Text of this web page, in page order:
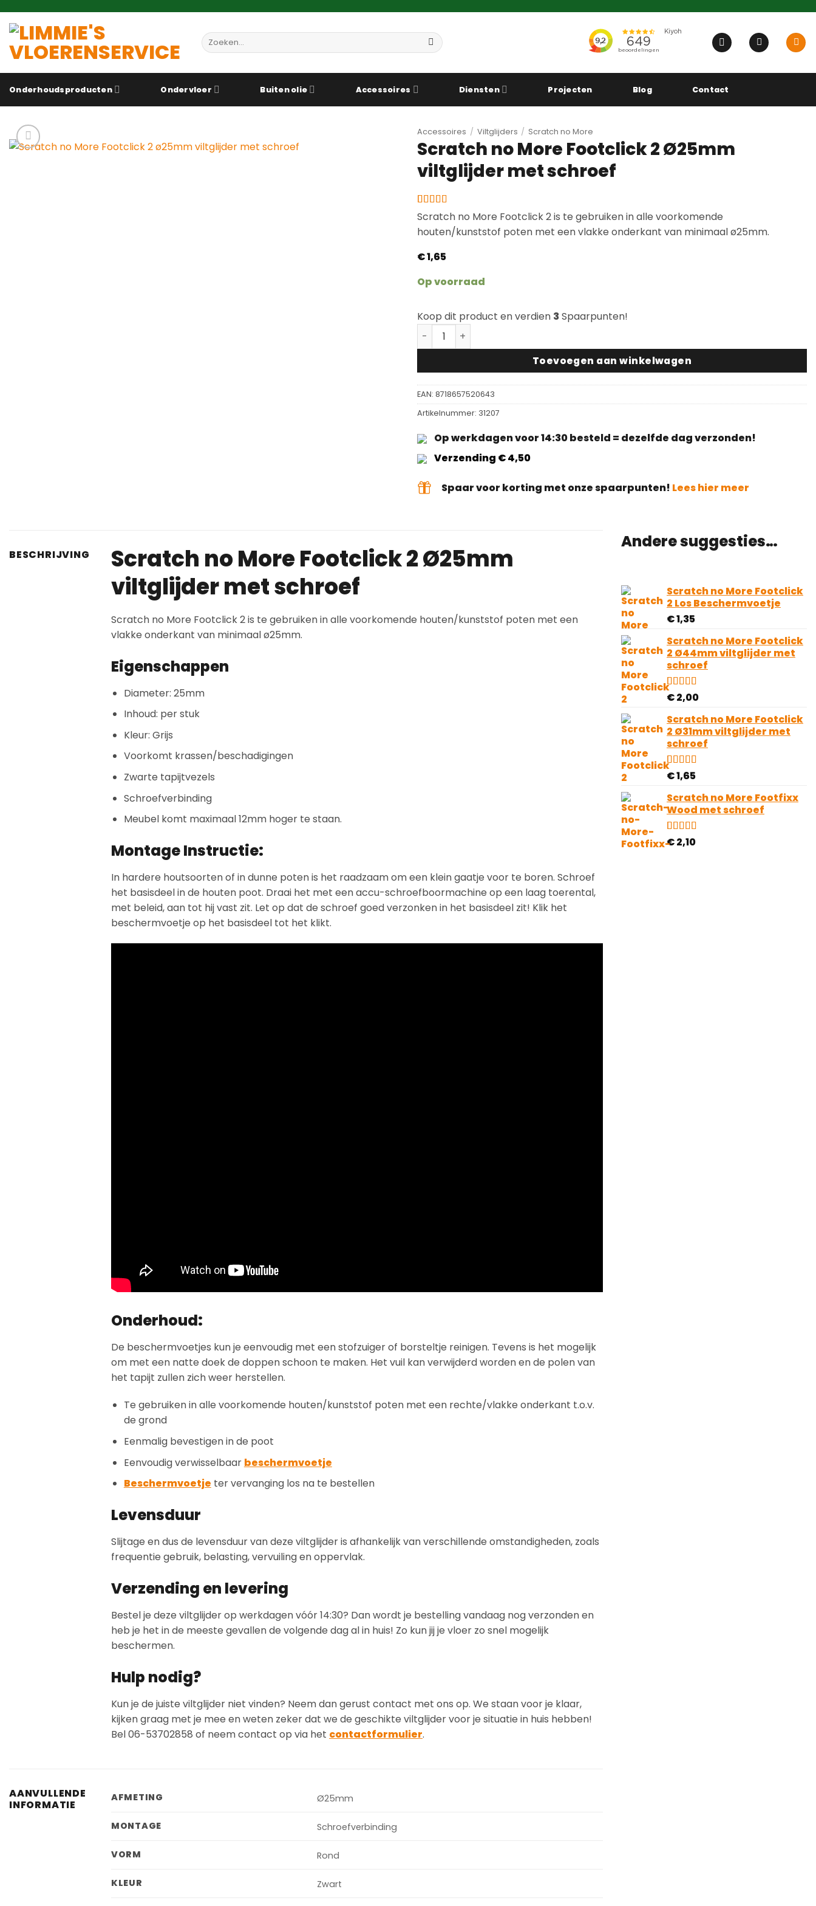
naar
inhoud
Zoeken
naar:
Onderhoudsproducten Ondervloer Buiten olie Accessoires Diensten Projecten Blog Contact
Accessoires / Viltglijders / Scratch no More
Scratch no More Footclick 2 Ø25mm
viltglijder met schroef
Gewaardeerd
4.25 op 5
gebaseerd
4
klantbeoordelingen
Scratch no More Footclick 2 is te gebruiken in alle voorkomende
houten/kunststof poten met een vlakke onderkant van minimaal ø25mm.
€1,65
Op voorraad
Koop dit product en verdien 3Spaarpunten!
Scratch no More Footclick 2 Ø25mm viltglijder met schroef aantal
Toevoegen aan winkelwagen
EAN: 8718657520643
Artikelnummer: 31207
Op werkdagen voor 14:30 besteld = dezelfde dag verzonden!
Verzending € 4,50
Spaar voor korting met onze spaarpunten! Lees hier meer
BESCHRIJVING
Scratch no More Footclick 2 Ø25mm
viltglijder met schroef
Scratch no More Footclick 2 is te gebruiken in alle voorkomende houten/kunststof poten met een
vlakke onderkant van minimaal ø25mm.
Eigenschappen
Diameter: 25mm
Inhoud: per stuk
Kleur: Grijs
Voorkomt krassen/beschadigingen
Zwarte tapijtvezels
Schroefverbinding
Meubel komt maximaal 12mm hoger te staan.
Montage Instructie:
In hardere houtsoorten of in dunne poten is het raadzaam om een klein gaatje voor te boren. Schroef
het basisdeel in de houten poot. Draai het met een accu-schroefboormachine op een laag toerental,
met beleid, aan tot hij vast zit. Let op dat de schroef goed verzonken in het basisdeel zit! Klik het
beschermvoetje op het basisdeel tot het klikt.
Onderhoud:
De beschermvoetjes kun je eenvoudig met een stofzuiger of borsteltje reinigen. Tevens is het mogelijk
om met een natte doek de doppen schoon te maken. Het vuil kan verwijderd worden en de polen van
het tapijt zullen zich weer herstellen.
Te gebruiken in alle voorkomende houten/kunststof poten met een rechte/vlakke onderkant t.o.v.
de grond
Eenmalig bevestigen in de poot
Eenvoudig verwisselbaar beschermvoetje
Beschermvoetje ter vervanging los na te bestellen
Levensduur
Slijtage en dus de levensduur van deze viltglijder is afhankelijk van verschillende omstandigheden, zoals
frequentie gebruik, belasting, vervuiling en oppervlak.
Verzending en levering
Bestel je deze viltglijder op werkdagen vóór 14:30? Dan wordt je bestelling vandaag nog verzonden en
heb je het in de meeste gevallen de volgende dag al in huis! Zo kun jij je vloer zo snel mogelijk
beschermen.
Hulp nodig?
Kun je de juiste viltglijder niet vinden? Neem dan gerust contact met ons op. We staan voor je klaar,
kijken graag met je mee en weten zeker dat we de geschikte viltglijder voor je situatie in huis hebben!
Bel 06-53702858 of neem contact op via het contactformulier.
AANVULLENDE
INFORMATIE
AFMETING Ø25mm
MONTAGE Schroefverbinding
VORM Rond
KLEUR Zwart
Andere suggesties…
Scratch no More Footclick
2 Los Beschermvoetje
€1,35
Scratch no More Footclick
2 Ø44mm viltglijder met
schroef
Gewaardeerd
4.00op 5
gebaseerd
op
1
klantbeoordeling
€2,00
Scratch no More Footclick
2 Ø31mm viltglijder met
schroef
Gewaardeerd
4.00
gebaseerd
op
1
klantbeoordeling
€1,65
Scratch no More Footfixx
Wood met schroef
Gewaardeerd
5.00op 5
1
€2,10